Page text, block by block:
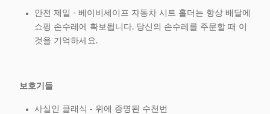
안전 제일 - 베이비세이프 자동차 시트 홀더는 항상 배달에
쇼핑 손수레에 확보됩니다. 당신의 손수레를 주문할 때 이
것을 기억하세요.
보호기들
사실인 클래식 - 위에 증명된 수천번